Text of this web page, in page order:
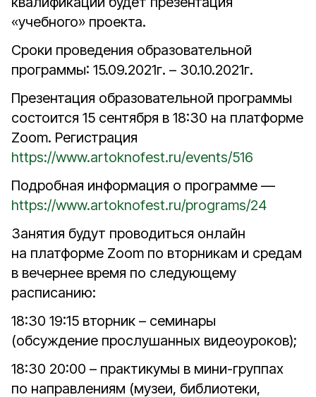
«учебного» проекта.
Сроки проведения образовательной
программы: 15.09.2021г. – 30.10.2021г.
Презентация образовательной программы
состоится 15 сентября в 18:30 на платформе
Zoom. Регистрация
https://www.artoknofest.ru/events/516
Подробная информация о программе —
https://www.artoknofest.ru/programs/24
Занятия будут проводиться онлайн
на платформе Zoom по вторникам и средам
в вечернее время по следующему
расписанию:
18:30 19:15 вторник – семинары
(обсуждение прослушанных видеоуроков);
18:30 20:00 – практикумы в мини-группах
по направлениям (музеи, библиотеки,